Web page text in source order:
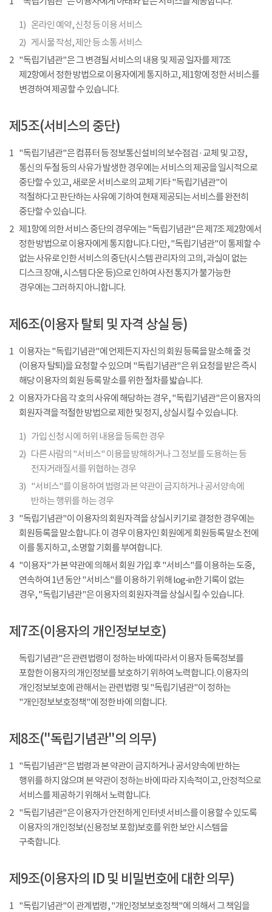
1) 온라인 예약, 신청 등 이용 서비스
2) 게시물 작성, 제안 등 소통 서비스
2 "독립기념관"은 그 변경될 서비스의 내용 및 제공 일자를 제7조
제2항에서 정한 방법으로 이용자에게 통지하고, 제1항에 정한 서비스를
변경하여 제공할 수 있습니다.
제5조(서비스의 중단)
1 "독립기념관"은 컴퓨터 등 정보통신설비의 보수점검 · 교체 및 고장,
통신의 두절 등의 사유가 발생한 경우에는 서비스의 제공을 일시적으로
중단할 수 있고, 새로운 서비스로의 교체 기타 "독립기념관"이
적절하다고 판단하는 사유에 기하여 현재 제공되는 서비스를 완전히
중단할 수 있습니다.
2 제1항에 의한 서비스 중단의 경우에는 "독립기념관"은 제7조 제2항에서
정한 방법으로 이용자에게 통지합니다. 다만, "독립기념관"이 통제할 수
없는 사유로 인한 서비스의 중단(시스템 관리자의 고의, 과실이 없는
디스크 장애, 시스템 다운 등)으로 인하여 사전 통지가 불가능한
경우에는 그러하지 아니합니다.
제6조(이용자 탈퇴 및 자격 상실 등)
1 이용자는 "독립기념관"에 언제든지 자신의 회원 등록을 말소해 줄 것
(이용자 탈퇴)을 요청할 수 있으며 "독립기념관"은 위 요청을 받은 즉시
해당 이용자의 회원 등록 말소를 위한 절차를 밟습니다.
2 이용자가 다음 각 호의 사유에 해당하는 경우, "독립기념관"은 이용자의
회원자격을 적절한 방법으로 제한 및 정지, 상실시킬 수 있습니다.
1) 가입 신청 시에 허위 내용을 등록한 경우
2) 다른 사람의 "서비스" 이용을 방해하거나 그 정보를 도용하는 등
전자거래질서를 위협하는 경우
3) "서비스"를 이용하여 법령과 본 약관이 금지하거나 공서양속에
반하는 행위를 하는 경우
3 "독립기념관"이 이용자의 회원자격을 상실시키기로 결정한 경우에는
회원등록을 말소합니다. 이 경우 이용자인 회원에게 회원등록 말소 전에
이를 통지하고, 소명할 기회를 부여합니다.
4
"이용자"가 본 약관에 의해서 회원 가입 후 "서비스"를 이용하는 도중,
연속하여 1년 동안 "서비스"를 이용하기 위해 log-in한 기록이 없는
경우, "독립기념관"은 이용자의 회원자격을 상실시킬 수 있습니다.
제7조(이용자의 개인정보보호)
독립기념관"은 관련법령이 정하는 바에 따라서 이용자 등록정보를
포함한 이용자의 개인정보를 보호하기 위하여 노력합니다. 이용자의
개인정보보호에 관해서는 관련법령 및 "독립기념관"이 정하는
"개인정보보호정책"에 정한 바에 의합니다.
제8조("독립기념관"의 의무)
1 "독립기념관"은 법령과 본 약관이 금지하거나 공서양속에 반하는
행위를 하지 않으며 본 약관이 정하는 바에 따라 지속적이고, 안정적으로
서비스를 제공하기 위해서 노력합니다.
2 "독립기념관"은 이용자가 안전하게 인터넷 서비스를 이용할 수 있도록
이용자의 개인정보(신용정보 포함)보호를 위한 보안 시스템을
구축합니다.
제9조(이용자의 ID 및 비밀번호에 대한 의무)
1 "독립기념관"이 관계법령, "개인정보보호정책"에 의해서 그 책임을